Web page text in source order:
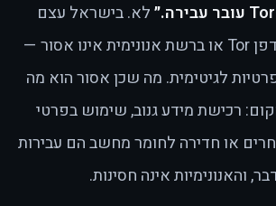
לא. בישראל עצם
השימוש בדפדפן Tor או ברשת אנונימית אינו אסור —
פרטיות לגיטימית. מה שכן אסור הוא מה
רכישת מידע גנוב, שימוש בפרטי
או חדירה לחומר מחשב הם עבירות
והאנונימיות אינה חסינות.